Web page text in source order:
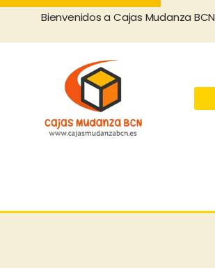
Bienvenidos a Cajas Mudanza BCN